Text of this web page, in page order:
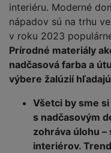
interiéru. Moderné
nápadov sú na trhu
v roku 2023
Prírodné materiály
nadčasová farba a
výbere žalúzií
Všetci by sme
s nadčasovým
zohráva úlohu
interiérov.